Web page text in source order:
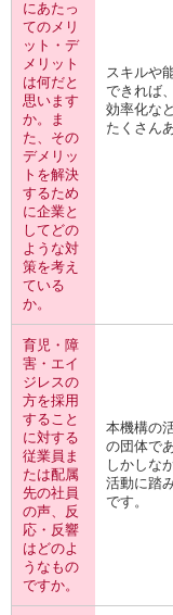
にあたっ
てのメリ
ット・デ
メリット
は何だと
思います
か。ま
た、その
デメリッ
トを解決
するため
に企業と
してどの
ような対
策を考え
ている
か。
スキルや
できれば
効率化な
たくさん
育児・障
害・エイ
ジレスの
方を採用
すること
に対する
従業員ま
たは配属
先の社員
の声、反
応・反響
はどのよ
うなもの
ですか。
本機構の
の団体で
しかしな
活動に踏
です。